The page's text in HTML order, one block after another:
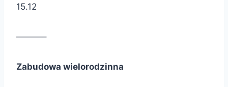
15.12
———–
Zabudowa wielorodzinna